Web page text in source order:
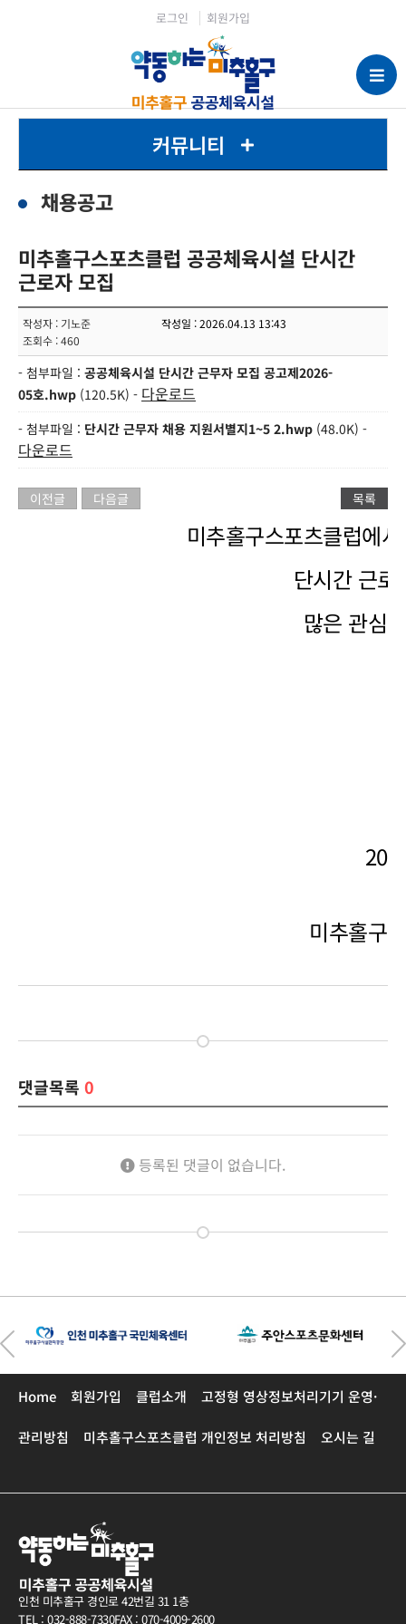
로그인 회원가입
커뮤니티
채용공고
미추홀구스포츠클럽 공공체육시설 단시간
근로자 모집
작성자 : 기노준
작성일 : 2026.04.13 13:43
조회수 : 460
- 첨부파일 : 공공체육시설 단시간 근무자 모집 공고제2026-
05호.hwp (120.5K) - 다운로드
- 첨부파일 : 단시간 근무자 채용 지원서별지1~5 2.hwp (48.0K) -
다운로드
이전글 다음글 목록
미추홀구스포츠클럽에
단시간 근
많은 관심
미추홀구
댓글목록 0
등록된 댓글이 없습니다.
Home 회원가입 클럽소개 고정형 영상정보처리기기 운영·
관리방침 미추홀구스포츠클럽 개인정보 처리방침 오시는 길
인천 미추홀구 경인로 42번길 31 1층
TEL : 032-888-7330FAX : 070-4009-2600